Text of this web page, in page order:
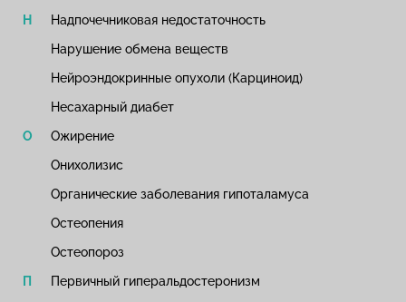
Надпочечниковая недостаточность
Нарушение обмена веществ
Нейроэндокринные опухоли (Карциноид)
Несахарный диабет
Ожирение
Онихолизис
Органические заболевания гипоталамуса
Остеопения
Остеопороз
Первичный гиперальдостеронизм